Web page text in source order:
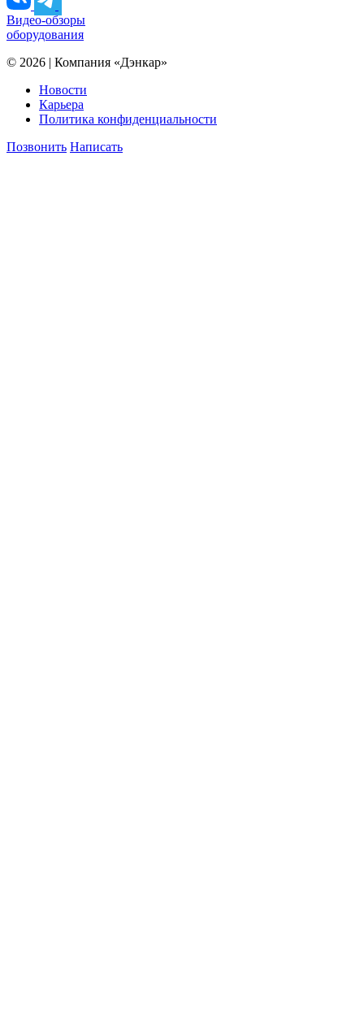
Видео-обзоры
оборудования
© 2026 | Компания «Дэнкар»
Новости
Карьера
Политика конфиденциальности
Позвонить Написать